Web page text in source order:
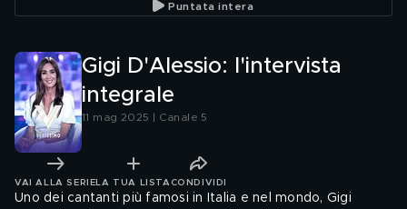
Puntata intera
Gigi D'Alessio: l'intervista
integrale
11 mag 2025 | Canale 5
VAI ALLA SERIE LA TUA LISTA CONDIVIDI
Uno dei cantanti più famosi in Italia e nel mondo, Gigi